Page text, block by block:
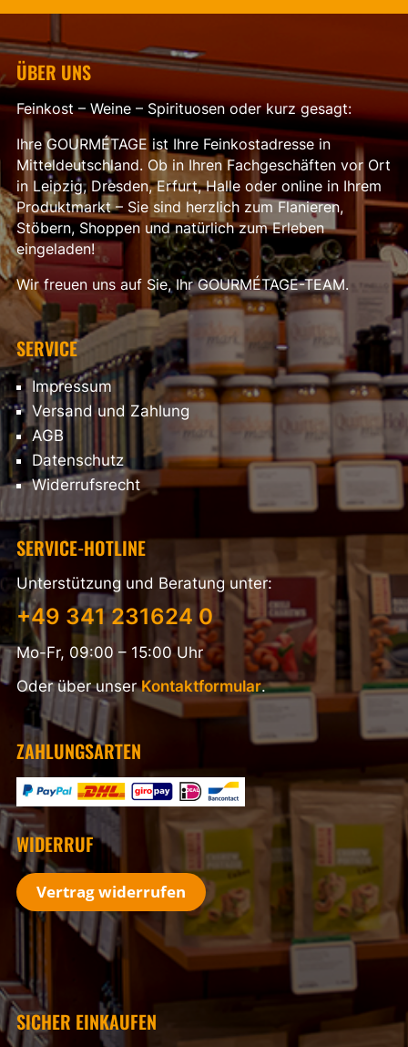
ÜBER UNS
Feinkost – Weine – Spirituosen oder kurz gesagt:
Ihre GOURMÉTAGE ist Ihre Feinkostadresse in
Mitteldeutschland. Ob in Ihren Fachgeschäften vor Ort
in Leipzig, Dresden, Erfurt, Halle oder online in Ihrem
Produktmarkt – Sie sind herzlich zum Flanieren,
Stöbern, Shoppen und natürlich zum Erleben
eingeladen!
Wir freuen uns auf Sie, Ihr GOURMÉTAGE-TEAM.
SERVICE
Impressum
Versand und Zahlung
AGB
Datenschutz
Widerrufsrecht
SERVICE-HOTLINE
Unterstützung und Beratung unter:
+49 341 231624 0
Mo-Fr, 09:00 – 15:00 Uhr
Oder über unserKontaktformular.
ZAHLUNGSARTEN
WIDERRUF
Vertrag widerrufen
SICHER EINKAUFEN